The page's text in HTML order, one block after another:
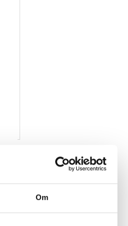
Om